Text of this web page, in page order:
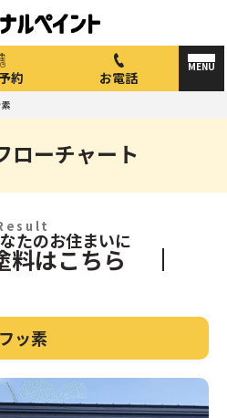
約 お電話
ローチャート
たのお住まいに
料はこちら
フッ素